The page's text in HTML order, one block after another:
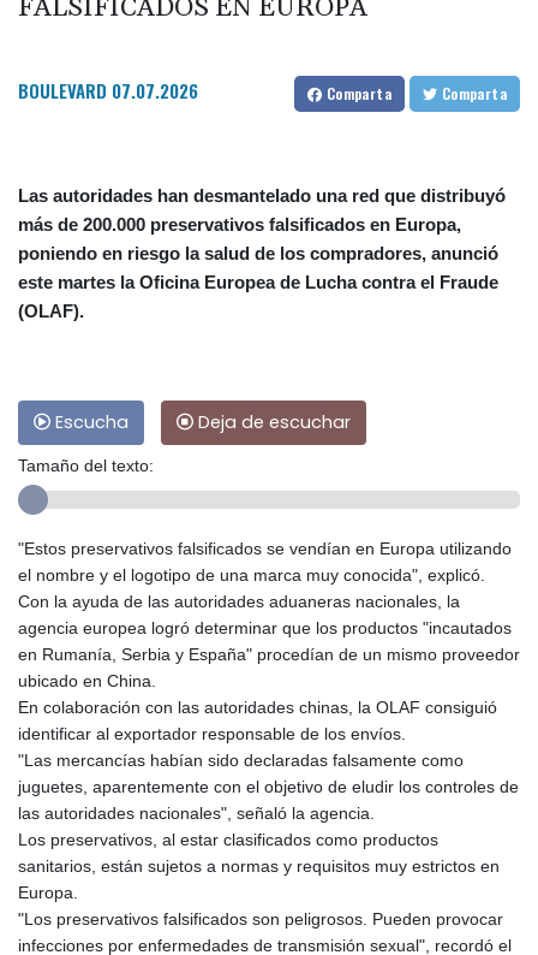
FALSIFICADOS EN EUROPA
BOULEVARD 07.07.2026 Comparta Comparta
Las autoridades han desmantelado una red que distribuyó
más de 200.000 preservativos falsificados en Europa,
poniendo en riesgo la salud de los compradores, anunció
este martes la Oficina Europea de Lucha contra el Fraude
(OLAF).
Escucha Deja de escuchar
Tamaño del texto:
"Estos preservativos falsificados se vendían en Europa utilizando
el nombre y el logotipo de una marca muy conocida", explicó.
Con la ayuda de las autoridades aduaneras nacionales, la
agencia europea logró determinar que los productos "incautados
en Rumanía, Serbia y España" procedían de un mismo proveedor
ubicado en China.
En colaboración con las autoridades chinas, la OLAF consiguió
identificar al exportador responsable de los envíos.
"Las mercancías habían sido declaradas falsamente como
juguetes, aparentemente con el objetivo de eludir los controles de
las autoridades nacionales", señaló la agencia.
Los preservativos, al estar clasificados como productos
sanitarios, están sujetos a normas y requisitos muy estrictos en
Europa.
"Los preservativos falsificados son peligrosos. Pueden provocar
infecciones por enfermedades de transmisión sexual", recordó el